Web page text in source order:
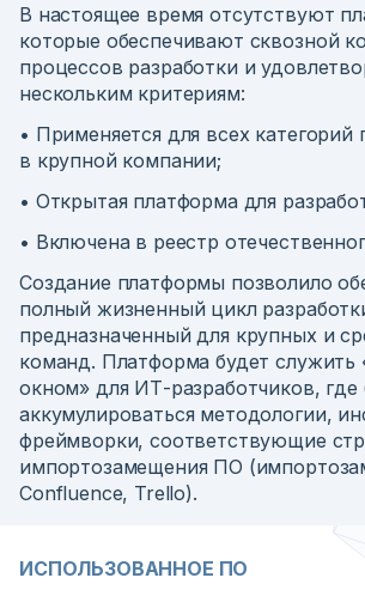
В настоящее время отсутствуют
которые обеспечивают сквозной
процессов разработки и
нескольким критериям:
• Применяется для всех категорий
в крупной компании;
• Открытая платформа для
• Включена в реестр
Создание платформы позволило
полный жизненный цикл
предназначенный для крупных и
команд. Платформа будет служить
окном» для ИТ-разработчиков, где
аккумулироваться методологии,
фреймворки, соответствующие
импортозамещения ПО
Confluence, Trello).
ИСПОЛЬЗОВАННОЕ ПО